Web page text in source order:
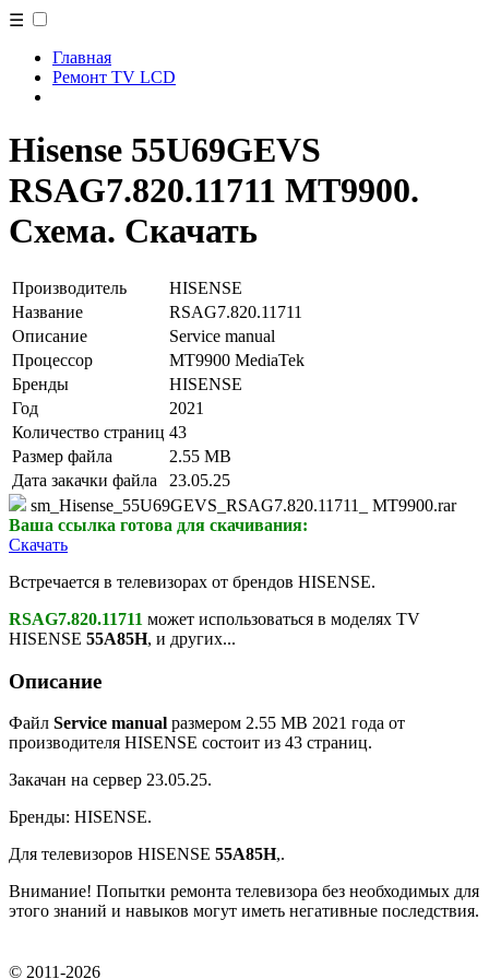
☰
Главная
Ремонт TV LCD
Hisense 55U69GEVS
RSAG7.820.11711 MT9900.
Схема. Скачать
Производитель
HISENSE
Название
RSAG7.820.11711
Описание
Service manual
Процессор
MT9900 MediaTek
Бренды
HISENSE
Год
2021
Количество страниц 43
Размер файла
2.55 MB
Дата закачки файла
23.05.25
sm_Hisense_55U69GEVS_RSAG7.820.11711_ MT9900.rar
Ваша ссылка готова для скачивания:
Скачать
Встречается в телевизорах от брендов HISENSE.
RSAG7.820.11711 может использоваться в моделях TV
HISENSE 55A85H, и других...
Описание
Файл Service manual размером 2.55 MB 2021 года от
производителя HISENSE состоит из 43 страниц.
Закачан на сервер 23.05.25.
Бренды: HISENSE.
Для телевизоров HISENSE 55A85H,.
Внимание! Попытки ремонта телевизора без необходимых для
этого знаний и навыков могут иметь негативные последствия.
© 2011-2026